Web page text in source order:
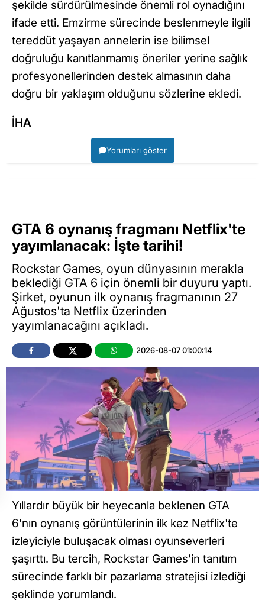
şekilde sürdürülmesinde önemli rol oynadığını
ifade etti. Emzirme sürecinde beslenmeyle ilgili
tereddüt yaşayan annelerin ise bilimsel
doğruluğu kanıtlanmamış öneriler yerine sağlık
profesyonellerinden destek almasının daha
doğru bir yaklaşım olduğunu sözlerine ekledi.
İHA
Yorumları göster
GTA 6 oynanış fragmanı Netflix'te
yayımlanacak: İşte tarihi!
Rockstar Games, oyun dünyasının merakla
beklediği GTA 6 için önemli bir duyuru yaptı.
Şirket, oyunun ilk oynanış fragmanının 27
Ağustos'ta Netflix üzerinden
yayımlanacağını açıkladı.
2026-08-07 01:00:14
Yıllardır büyük bir heyecanla beklenen GTA
6'nın oynanış görüntülerinin ilk kez Netflix'te
izleyiciyle buluşacak olması oyunseverleri
şaşırttı. Bu tercih, Rockstar Games'in tanıtım
sürecinde farklı bir pazarlama stratejisi izlediği
şeklinde yorumlandı.